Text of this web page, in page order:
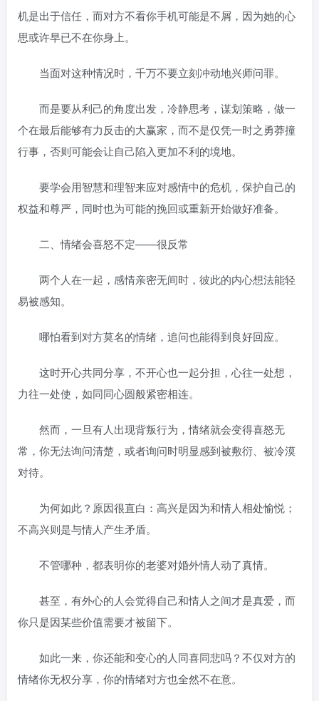
机是出于信任，而对方不看你手机可能是不屑，因为她的心
思或许早已不在你身上。
当面对这种情况时，千万不要立刻冲动地兴师问罪。
而是要从利己的角度出发，冷静思考，谋划策略，做一
个在最后能够有力反击的大赢家，而不是仅凭一时之勇莽撞
行事，否则可能会让自己陷入更加不利的境地。
要学会用智慧和理智来应对感情中的危机，保护自己的
权益和尊严，同时也为可能的挽回或重新开始做好准备。
二、情绪会喜怒不定——很反常
两个人在一起，感情亲密无间时，彼此的内心想法能轻
易被感知。
哪怕看到对方莫名的情绪，追问也能得到良好回应。
这时开心共同分享，不开心也一起分担，心往一处想，
力往一处使，如同同心圆般紧密相连。
然而，一旦有人出现背叛行为，情绪就会变得喜怒无
常，你无法询问清楚，或者询问时明显感到被敷衍、被冷漠
对待。
为何如此？原因很直白：高兴是因为和情人相处愉悦；
不高兴则是与情人产生矛盾。
不管哪种，都表明你的老婆对婚外情人动了真情。
甚至，有外心的人会觉得自己和情人之间才是真爱，而
你只是因某些价值需要才被留下。
如此一来，你还能和变心的人同喜同悲吗？不仅对方的
情绪你无权分享，你的情绪对方也全然不在意。